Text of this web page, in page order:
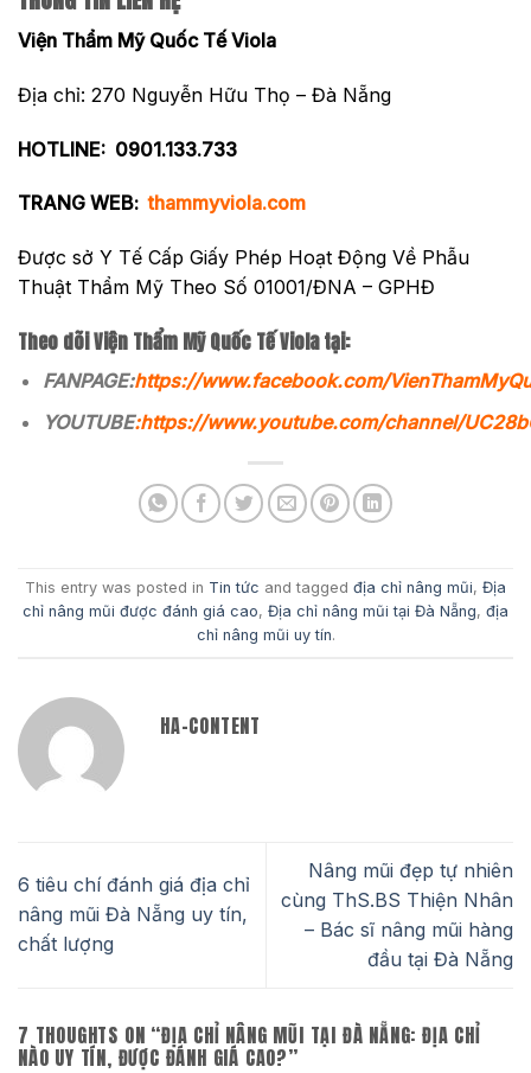
Viện Thẩm Mỹ Quốc Tế Viola
Địa chỉ: 270 Nguyễn Hữu Thọ – Đà Nẵng
HOTLINE: 0901.133.733
TRANG WEB:thammyviola.com
Được sở Y Tế Cấp Giấy Phép Hoạt Động Về Phẫu
Thuật Thẩm Mỹ Theo Số 01001/ĐNA – GPHĐ
Theo dõi Viện Thẩm Mỹ Quốc Tế Viola tại:
FANPAGE:https://www.facebook.com/
YOUTUBE:https://www.youtube.com/channel/
This entry was posted in Tin tức and tagged địa chỉ nâng mũi, Địa
chỉ nâng mũi được đánh giá cao, Địa chỉ nâng mũi tại Đà Nẵng, địa
chỉ nâng mũi uy tín.
HA-CONTENT
6 tiêu chí đánh giá địa chỉ
nâng mũi Đà Nẵng uy tín,
chất lượng
Nâng mũi đẹp tự nhiên
cùng ThS.BS Thiện Nhân
– Bác sĩ nâng mũi hàng
đầu tại Đà Nẵng
7 THOUGHTS ON “ĐỊA CHỈ NÂNG MŨI TẠI ĐÀ NẴNG: ĐỊA CHỈ
NÀO UY TÍN, ĐƯỢC ĐÁNH GIÁ CAO?”